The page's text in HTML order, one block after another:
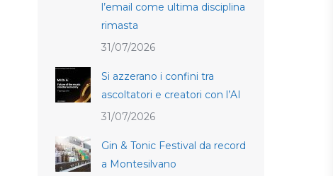
l’email come ultima disciplina
rimasta
31/07/2026
Si azzerano i confini tra
ascoltatori e creatori con l’AI
31/07/2026
Gin & Tonic Festival da record
a Montesilvano